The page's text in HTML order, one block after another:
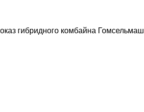
гибридного комбайна Гомсельмаш